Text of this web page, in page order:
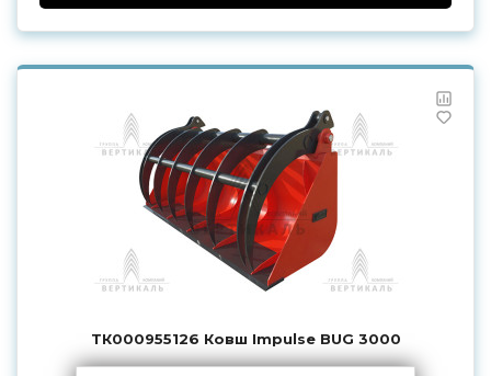
ТК000955126 Ковш Impulse BUG 3000